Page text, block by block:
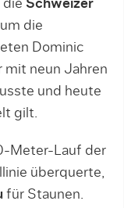
die Schweizer
die
Dominic
mit neun Jahren
und heute
gilt.
Meter-Lauf der
überquerte,
für Staunen.